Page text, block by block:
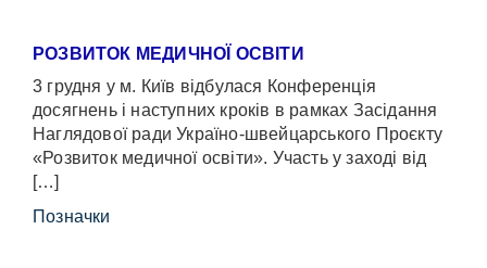
РОЗВИТОК МЕДИЧНОЇ ОСВІТИ
3 грудня у м. Київ відбулася Конференція
досягнень і наступних кроків в рамках Засідання
Наглядової ради Україно-швейцарського Проєкту
«Розвиток медичної освіти». Участь у заході від
[…]
Позначки